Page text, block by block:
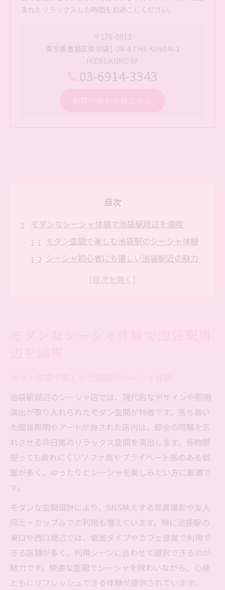
まれたリラックスした時間をお過ごしください。
〒170-0013
東京都豊島区東池袋1-28-4 THE KINDAI 1
IKEBUKURO 6F
03-6914-3343
お問い合わせはこちら
目次
モダンなシーシャ体験で池袋駅周辺を満喫
モダン空間で楽しむ池袋駅のシーシャ体験
シーシャ初心者にも優しい池袋駅近の魅力
シーシャと現代的デザインの相性を探る時
池袋駅で感じるシーシャのリラックスタイ
ム
静かな個室で楽しむ池袋のシーシャ体験
モダンな内装が魅力の池袋シーシャ空間
非日常を味わう現代風シーシャの選び方とは
現代的なシーシャ選びのポイントを紹介
池袋駅周辺で味わう非日常のシーシャ体験
モダン空間に合うシーシャ機材の選択基準
リラックス感重視のシーシャ選びのコツ
個室で過ごす池袋シーシャの贅沢なひとと
池袋駅周辺のシーシャ店では、現代的なデザインや照明
演出が取り入れられたモダン空間が特徴です。落ち着い
た間接照明やアートが施された店内は、都会の喧騒を忘
れさせる非日常のリラックス空間を演出します。長時間
座っても疲れにくいソファ席やプライベート感のある個
室が多く、ゆったりとシーシャを楽しみたい方に最適で
す。
モダンな空間設計により、SNS映えする写真撮影や友人
同士・カップルでの利用も増えています。特に池袋駅の
東口や西口周辺では、個室タイプやカフェ感覚で利用で
きる店舗が多く、利用シーンに合わせて選択できるのが
魅力です。快適な空間でシーシャを味わいながら、心身
ともにリフレッシュできる体験が提供されています。